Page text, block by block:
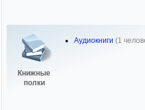
Книжные
полки
Аудиокниги (1